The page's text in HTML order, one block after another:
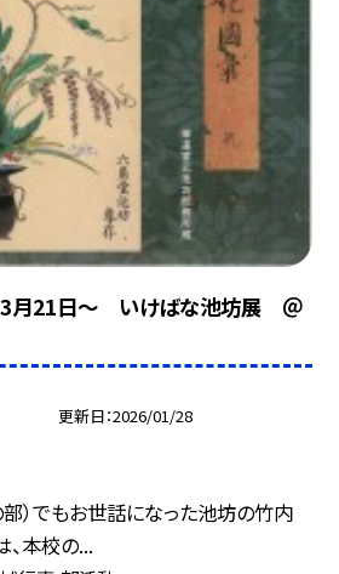
3月21日～ いけばな池坊展 ＠
更新日 2026/01/28
）でもお世話になった池坊の竹内
本校の...